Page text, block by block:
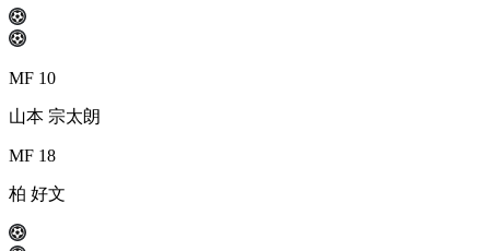
MF 10
山本 宗太朗
MF 18
柏 好文